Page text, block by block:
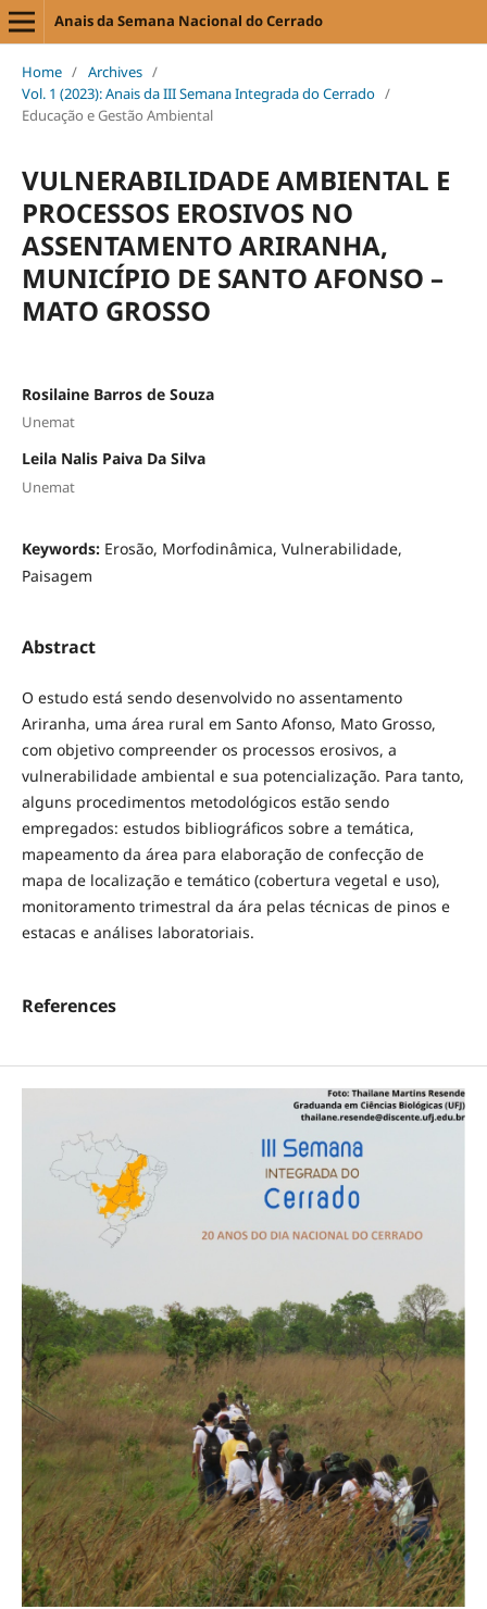
Anais da Semana Nacional do Cerrado
Home / Archives /
Vol. 1 (2023): Anais da III Semana Integrada do Cerrado /
Educação e Gestão Ambiental
VULNERABILIDADE AMBIENTAL E
PROCESSOS EROSIVOS NO
ASSENTAMENTO ARIRANHA,
MUNICÍPIO DE SANTO AFONSO –
MATO GROSSO
Rosilaine Barros de Souza
Unemat
Leila Nalis Paiva Da Silva
Unemat
Keywords: Erosão, Morfodinâmica, Vulnerabilidade,
Paisagem
Abstract
O estudo está sendo desenvolvido no assentamento
Ariranha, uma área rural em Santo Afonso, Mato Grosso,
com objetivo compreender os processos erosivos, a
vulnerabilidade ambiental e sua potencialização. Para tanto,
alguns procedimentos metodológicos estão sendo
empregados: estudos bibliográficos sobre a temática,
mapeamento da área para elaboração de confecção de
mapa de localização e temático (cobertura vegetal e uso),
monitoramento trimestral da ára pelas técnicas de pinos e
estacas e análises laboratoriais.
References